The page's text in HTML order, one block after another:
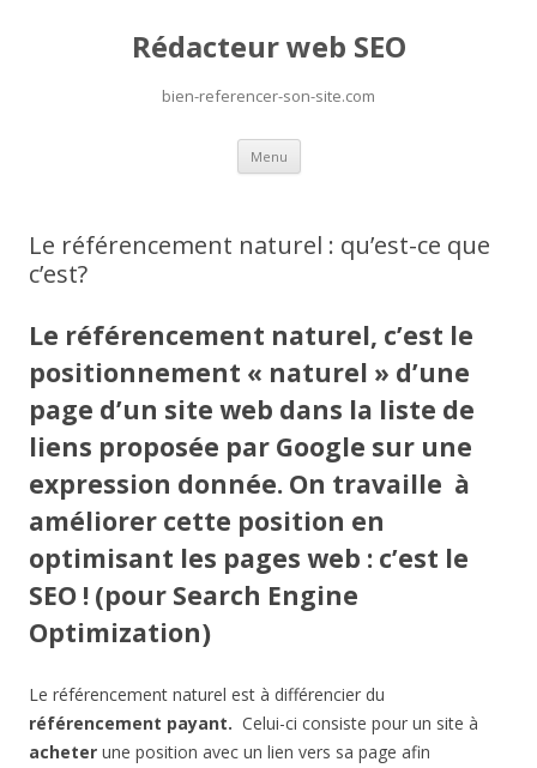
Rédacteur web SEO
bien-referencer-son-site.com
Menu Skip
content
Le référencement naturel : qu’est-ce que
c’est?
Le référencement naturel, c’est le
positionnement « naturel » d’une
page d’un site web dans la liste de
liens proposée par Google sur une
expression donnée. On travaille à
améliorer cette position en
optimisant les pages web : c’est le
SEO ! (pour Search Engine
Optimization)
Le référencement naturel est à différencier du
référencement payant. Celui-ci consiste pour un site à
acheter une position avec un lien vers sa page afin